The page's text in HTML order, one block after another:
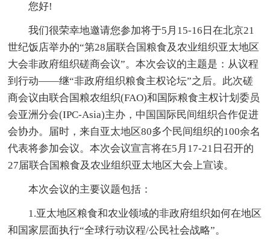
您好!
我们很荣幸地邀请您参加将于5月15-16日在北京21
世纪饭店举办的“第28届联合国粮食及农业组织亚太地区
大会非政府组织磋商会议”。本次会议的主题是：从议程
到行动——继“非政府组织粮食主权论坛”之后。此次磋
商会议由联合国粮农组织(FAO)和国际粮食主权计划委员
会亚洲分会(IPC-Asia)主办，中国国际民间组织合作促进
会协办。届时，来自亚太地区80多个民间组织的100余名
代表将参加会议。本次会议宣言将在5月17-21日召开的
27届联合国粮食及农业组织亚太地区大会上宣读。
本次会议的主要议题包括：
1.亚太地区粮食和农业领域的非政府组织如何在地区
和国家层面执行“全球行动议程/公民社会战略”。